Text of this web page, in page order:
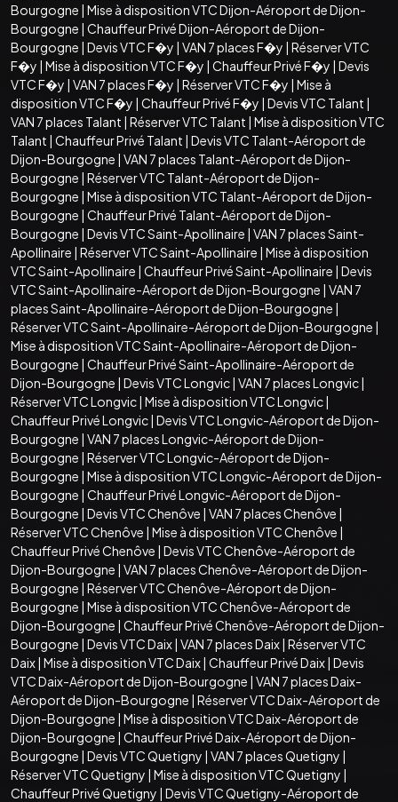
Bourgogne | Mise à disposition VTC Dijon-Aéroport de Dijon-
Bourgogne | Chauffeur Privé Dijon-Aéroport de Dijon-
Bourgogne | Devis VTC F�y | VAN 7 places F�y | Réserver VTC
F�y | Mise à disposition VTC F�y | Chauffeur Privé F�y | Devis
VTC F�y | VAN 7 places F�y | Réserver VTC F�y | Mise à
disposition VTC F�y | Chauffeur Privé F�y | Devis VTC Talant |
VAN 7 places Talant | Réserver VTC Talant | Mise à disposition VTC
Talant | Chauffeur Privé Talant | Devis VTC Talant-Aéroport de
Dijon-Bourgogne | VAN 7 places Talant-Aéroport de Dijon-
Bourgogne | Réserver VTC Talant-Aéroport de Dijon-
Bourgogne | Mise à disposition VTC Talant-Aéroport de Dijon-
Bourgogne | Chauffeur Privé Talant-Aéroport de Dijon-
Bourgogne | Devis VTC Saint-Apollinaire | VAN 7 places Saint-
Apollinaire | Réserver VTC Saint-Apollinaire | Mise à disposition
VTC Saint-Apollinaire | Chauffeur Privé Saint-Apollinaire | Devis
VTC Saint-Apollinaire-Aéroport de Dijon-Bourgogne | VAN 7
places Saint-Apollinaire-Aéroport de Dijon-Bourgogne |
Réserver VTC Saint-Apollinaire-Aéroport de Dijon-Bourgogne |
Mise à disposition VTC Saint-Apollinaire-Aéroport de Dijon-
Bourgogne | Chauffeur Privé Saint-Apollinaire-Aéroport de
Dijon-Bourgogne | Devis VTC Longvic| VAN 7 places Longvic|
Réserver VTC Longvic| Mise à disposition VTC Longvic|
Chauffeur Privé Longvic| Devis VTC Longvic-Aéroport de Dijon-
Bourgogne | VAN 7 places Longvic-Aéroport de Dijon-
Bourgogne | Réserver VTC Longvic-Aéroport de Dijon-
Bourgogne | Mise à disposition VTC Longvic-Aéroport de Dijon-
Bourgogne | Chauffeur Privé Longvic-Aéroport de Dijon-
Bourgogne | Devis VTC Chenôve | VAN 7 places Chenôve |
Réserver VTC Chenôve | Mise à disposition VTC Chenôve |
Chauffeur Privé Chenôve | Devis VTC Chenôve-Aéroport de
Dijon-Bourgogne | VAN 7 places Chenôve-Aéroport de Dijon-
Bourgogne | Réserver VTC Chenôve-Aéroport de Dijon-
Bourgogne | Mise à disposition VTC Chenôve-Aéroport de
Dijon-Bourgogne | Chauffeur Privé Chenôve-Aéroport de Dijon-
Bourgogne | Devis VTC Daix| VAN 7 places Daix| Réserver VTC
Daix| Mise à disposition VTC Daix| Chauffeur Privé Daix| Devis
VTC Daix-Aéroport de Dijon-Bourgogne | VAN 7 places Daix-
Aéroport de Dijon-Bourgogne | Réserver VTC Daix-Aéroport de
Dijon-Bourgogne | Mise à disposition VTC Daix-Aéroport de
Dijon-Bourgogne | Chauffeur Privé Daix-Aéroport de Dijon-
Bourgogne | Devis VTC Quetigny | VAN 7 places Quetigny |
Réserver VTC Quetigny | Mise à disposition VTC Quetigny |
Chauffeur Privé Quetigny | Devis VTC Quetigny-Aéroport de